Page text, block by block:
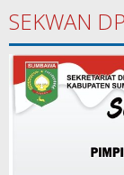
SEKWAN